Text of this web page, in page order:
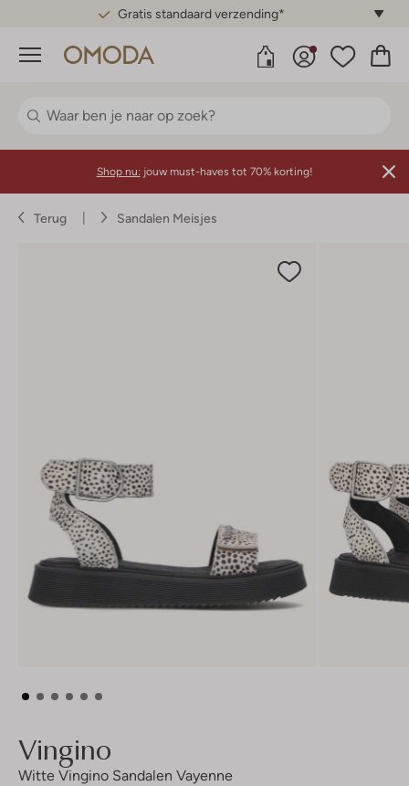
Gratis standaard verzending*
Menu
Shop nu: jouw must-haves tot 70% korting!
Terug Sandalen Meisjes
Vingino
Witte Vingino Sandalen Vayenne